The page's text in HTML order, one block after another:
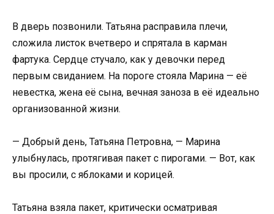
В дверь позвонили. Татьяна расправила плечи,
сложила листок вчетверо и спрятала в карман
фартука. Сердце стучало, как у девочки перед
первым свиданием. На пороге стояла Марина — её
невестка, жена её сына, вечная заноза в её идеально
организованной жизни.
— Добрый день, Татьяна Петровна, — Марина
улыбнулась, протягивая пакет с пирогами. — Вот, как
вы просили, с яблоками и корицей.
Татьяна взяла пакет, критически осматривая